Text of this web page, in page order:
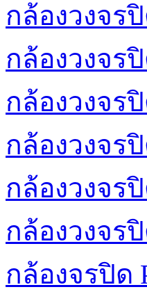
กล้องวงจร
กล้องวงจร
กล้องวงจร
กล้องวงจรปิ
กล้องวงจร
กล้องวงจร
กล้องจรปิด